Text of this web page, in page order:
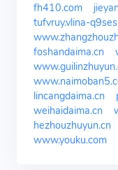
fh410.com
tufvruy.vlina-
foshandaima.cn
lincangdaima.cn
weihaidaima.cn
hezhouzhuyun.cn
www.youku.com